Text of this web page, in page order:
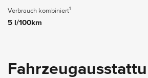
Verbrauch kombiniert1
5 l/100km